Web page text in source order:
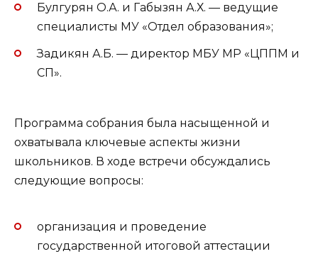
Булгурян О.А. и Габызян А.Х. — ведущие
специалисты МУ «Отдел образования»;
Задикян А.Б. — директор МБУ МР «ЦППМ и
СП».
Программа собрания была насыщенной и
охватывала ключевые аспекты жизни
школьников. В ходе встречи обсуждались
следующие вопросы:
организация и проведение
государственной итоговой аттестации